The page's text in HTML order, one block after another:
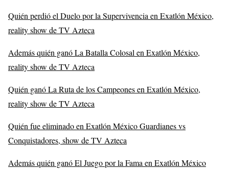
Quién perdió el Duelo por la Supervivencia en Exatlón México,
reality show de TV Azteca
Además quién ganó La Batalla Colosal en Exatlón México,
reality show de TV Azteca
Quién ganó La Ruta de los Campeones en Exatlón México,
reality show de TV Azteca
Quién fue eliminado en Exatlón México Guardianes vs
Conquistadores, show de TV Azteca
Además quién ganó El Juego por la Fama en Exatlón México